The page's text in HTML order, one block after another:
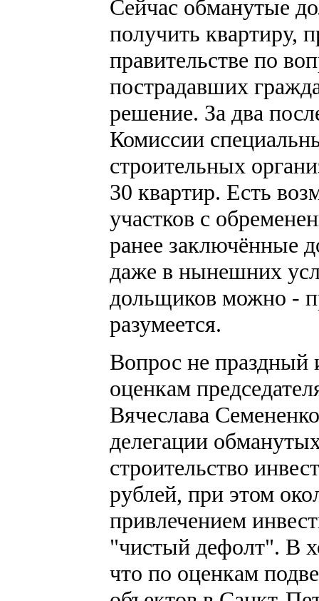
Сейчас обманутые
получить квартиру,
правительстве по
пострадавших
решение. За два
Комиссии
строительных
30 квартир. Есть
участков с
ранее заключённые
даже в нынешних
дольщиков можно -
разумеется.
Вопрос не праздный
оценкам
Вячеслава
делегации
строительство
рублей, при этом
привлечением
"чистый дефолт". В
что по оценкам